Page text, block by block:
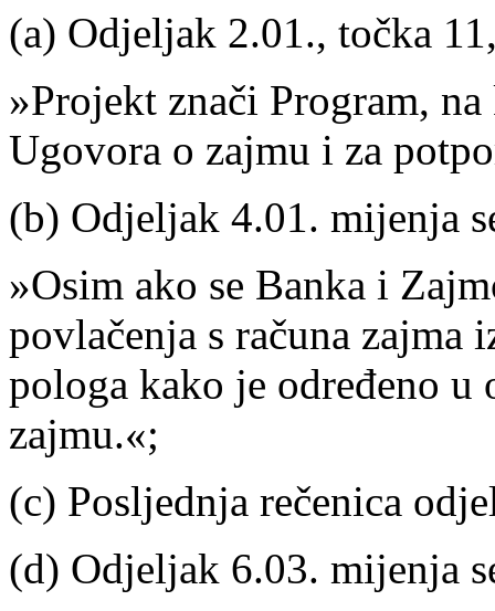
(a) Odjeljak 2.01., točka
»Projekt znači Program,
Ugovora o zajmu i za
(b) Odjeljak 4.01. mijenja
»Osim ako se Banka i
povlačenja s računa zajma
pologa kako je određeno
zajmu.«;
(c) Posljednja rečenica
(d) Odjeljak 6.03. mijenja